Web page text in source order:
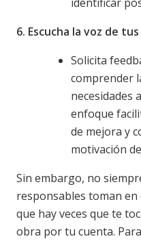
6. Escucha la voz de
Solicita
comprender
necesidades
enfoque
de mejora y
motivación
Sin embargo, no
responsables toman en
que hay veces que te
obra por tu cuenta.